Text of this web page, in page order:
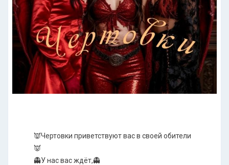
👿Чертовки приветствуют вас в своей обители
👿
👻У нас вас ждёт,👻